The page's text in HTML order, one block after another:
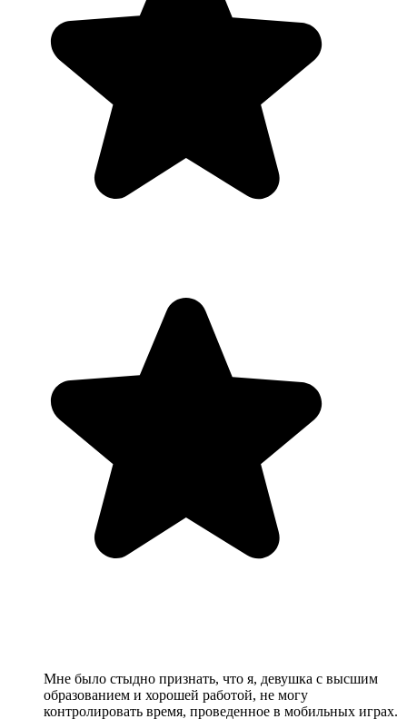
Мне было стыдно признать, что я, девушка с высшим
образованием и хорошей работой, не могу
контролировать время, проведенное в мобильных играх.